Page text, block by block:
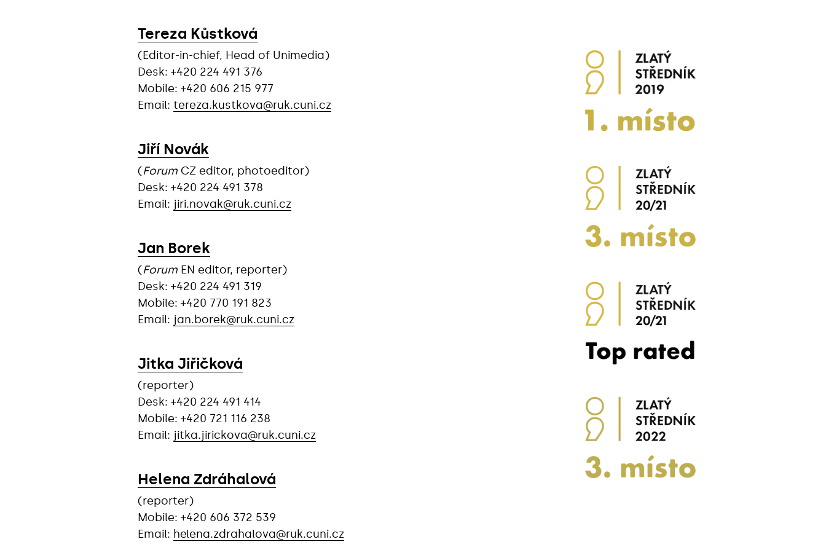
Tereza Kůstková
(Editor-in-chief, Head of Unimedia)
Desk: +420 224 491 376
Mobile: +420 606 215 977
Email: tereza.kustkova@ruk.cuni.cz
Jiří Novák
(Forum CZ editor, photoeditor)
Desk: +420 224 491 378
Email: jiri.novak@ruk.cuni.cz
Jan Borek
(Forum EN editor, reporter)
Desk: +420 224 491 319
Mobile: +420 770 191 823
Email: jan.borek@ruk.cuni.cz
Jitka Jiřičková
(reporter)
Desk: +420 224 491 414
Mobile: +420 721 116 238
Email: jitka.jirickova@ruk.cuni.cz
Helena Zdráhalová
(reporter)
Mobile: +420 606 372 539
Email: helena.zdrahalova@ruk.cuni.cz